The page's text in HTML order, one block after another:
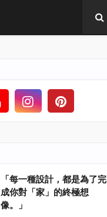
「每一種設計，都是為了完
成你對「家」的終極想
像。」